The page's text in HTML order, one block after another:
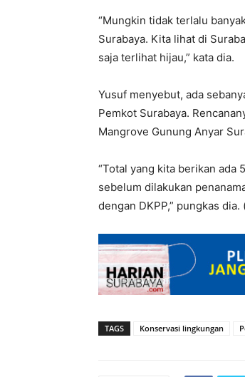
“Mungkin tidak terlalu
Surabaya. Kita lihat di
saja terlihat hijau,” kata dia.
Yusuf menyebut, ada
Pemkot Surabaya.
Mangrove Gunung Anyar
“Total yang kita berikan ada
sebelum dilakukan
dengan DKPP,” pungkas dia.
TAGS Konservasi lingkungan